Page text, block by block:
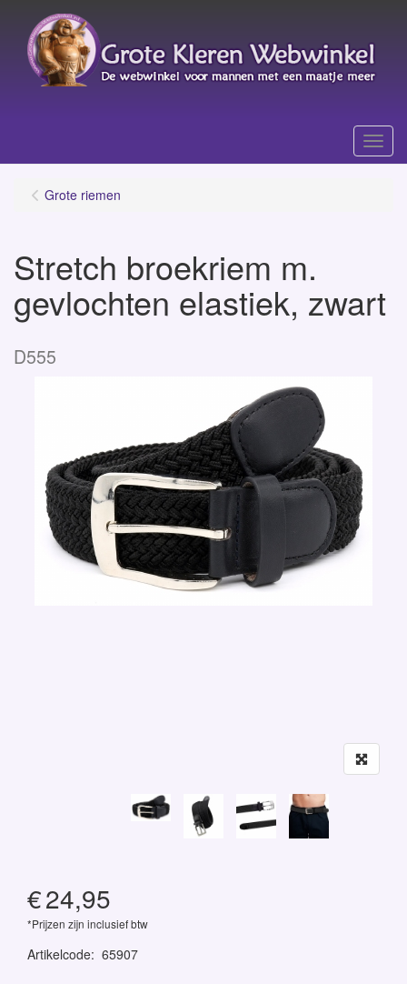
Menu
Grote riemen
Stretch broekriem m.
gevlochten elastiek, zwart
D555
€24,95
*Prijzen zijn inclusief btw
Artikelcode: 65907